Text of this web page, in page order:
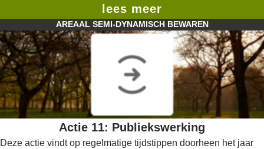
lees meer
AREAAL SEMI-DYNAMISCH BEWAREN
Actie 11: Publiekswerking
Deze actie vindt op regelmatige tijdstippen doorheen het jaar